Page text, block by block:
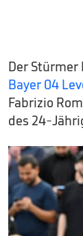
Der
Bayer 04
Fabrizio
des 24-